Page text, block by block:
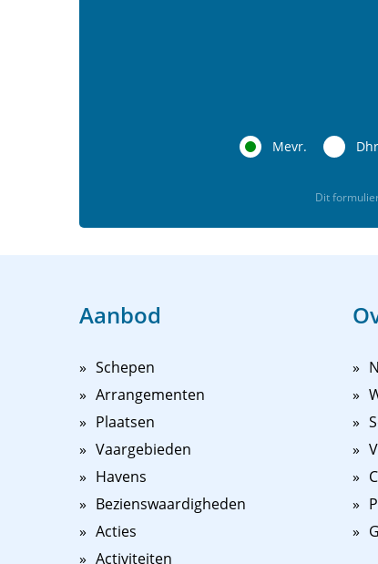
Mevr.
Dit
Aanbod
Schepen
Arrangementen
Plaatsen
Vaargebieden
Havens
Bezienswaardigheden
Acties
Activiteiten